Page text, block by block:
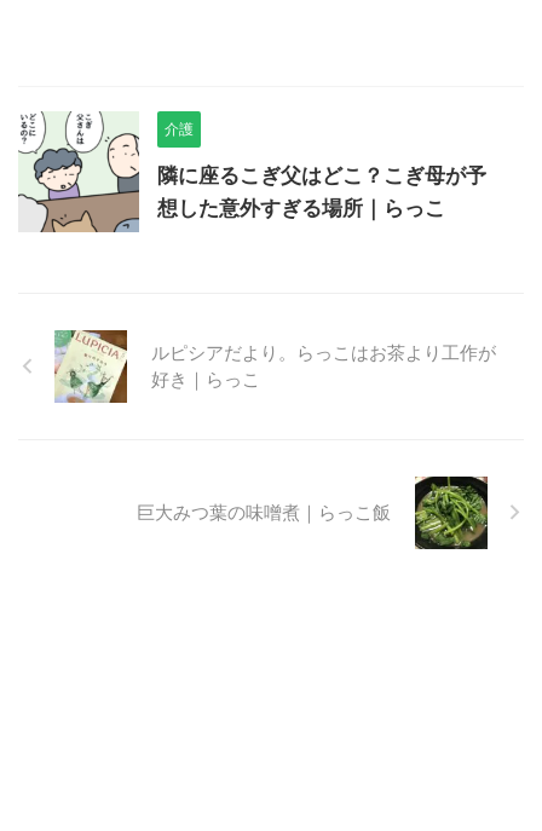
介護
隣に座るこぎ父はどこ？こぎ母が予
想した意外すぎる場所｜らっこ
ルピシアだより。らっこはお茶より工作が
好き｜らっこ
巨大みつ葉の味噌煮｜らっこ飯